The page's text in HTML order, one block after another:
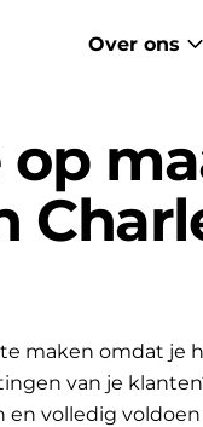
Over ons
op
maken omdat je
van je
volledig